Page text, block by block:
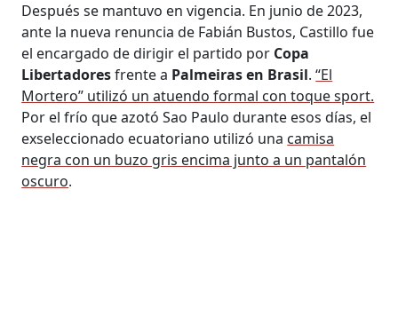
Después se mantuvo en vigencia. En junio de 2023,
ante la nueva renuncia de Fabián Bustos, Castillo fue
el encargado de dirigir el partido por Copa
Libertadoresfrente a Palmeiras en Brasil.“El
Mortero” utilizó un atuendo formal con toque sport.
Por el frío que azotó Sao Paulo durante esos días, el
exseleccionado ecuatoriano utilizó una camisa
negra con un buzo gris encima junto a un pantalón
oscuro.